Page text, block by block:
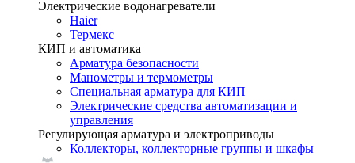
Электрические водонагреватели
Haier
Термекс
КИП и автоматика
Арматура безопасности
Манометры и термометры
Специальная арматура для КИП
Электрические средства автоматизации и
управления
Регулирующая арматура и электроприводы
Коллекторы, коллекторные группы и шкафы